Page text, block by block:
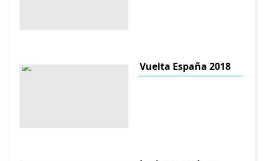
Vuelta España 2018